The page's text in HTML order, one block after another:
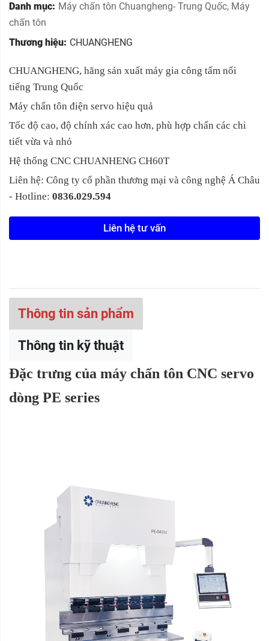
Danh mục: Máy chấn tôn Chuangheng- Trung Quốc, Máy
chấn tôn
Thương hiệu: CHUANGHENG
CHUANGHENG, hãng sản xuất máy gia công tấm nổi
tiếng Trung Quốc
Máy chấn tôn điện servo hiệu quả
Tốc độ cao, độ chính xác cao hơn, phù hợp chấn các chi
tiết vừa và nhỏ
Hệ thống CNC CHUANHENG CH60T
Liên hệ: Công ty cổ phần thương mại và công nghệ Á Châu
- Hotline: 0836.029.594
Liên hệ tư vấn
Thông tin sản phẩm
Thông tin kỹ thuật
Đặc trưng của máy chấn tôn CNC servo
dòng PE series